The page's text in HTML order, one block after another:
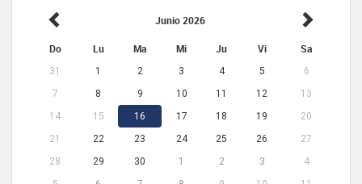
Junio 2026
Do Lu Ma Mi Ju Vi Sa
31 1 2 3 4 5
6
7
8 9 10 11 12
13
14
15 16 17 18 19
20
21
22 23 24 25 26
27
28
29 30 1 2 3
4